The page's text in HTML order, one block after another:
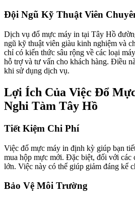
Đội Ngũ Kỹ Thuật Viên
Dịch vụ đổ mực máy in tại Tây Hồ
ngũ kỹ thuật viên giàu kinh nghiệm và
chỉ có kiến thức sâu rộng về các loại
hỗ trợ và tư vấn cho khách hàng. Điều
khi sử dụng dịch vụ.
Lợi Ích Của Việc Đổ
Nghi Tàm Tây Hồ
Tiết Kiệm Chi Phí
Việc đổ mực máy in định kỳ giúp bạn
mua hộp mực mới. Đặc biệt, đối với các
lớn. Việc này có thể giúp giảm đáng kể
Bảo Vệ Môi Trường